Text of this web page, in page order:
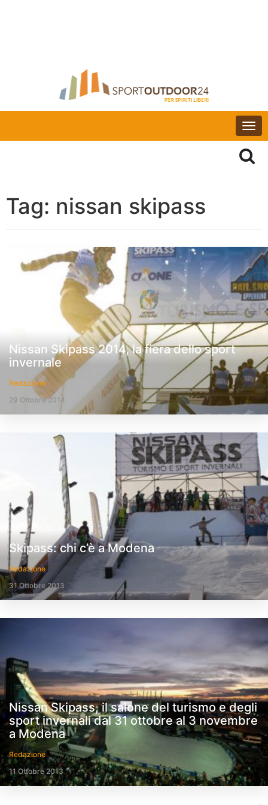
Tag: nissan skipass
Nissan Skipass 2014, la fiera dello sport
invernale
Redazione
29 Ottobre 2014
Skipass: chi c’è a Modena
Redazione
31 Ottobre 2013
Nissan Skipass, il salone del turismo e degli
sport invernali dal 31 ottobre al 3 novembre
a Modena
Redazione
11 Ottobre 2013